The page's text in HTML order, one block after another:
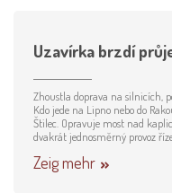
Uzavírka brzdí
Zhoustla doprava na silnicích,
Kdo jede na Lipno nebo do
Štilec. Opravuje most nad
dvakrát jednosměrný provoz
Zeig mehr